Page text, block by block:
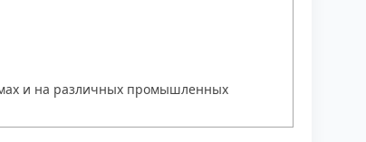
и на различных промышленных